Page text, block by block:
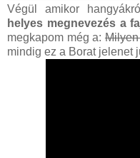
Végül amikor
helyes megnevezés a
megkapom még a:
mindig ez a Borat jelenet